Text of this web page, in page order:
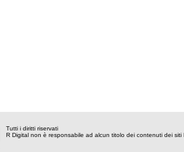
Tutti i diritti riservati
R Digital non è responsabile ad alcun titolo dei contenuti dei siti